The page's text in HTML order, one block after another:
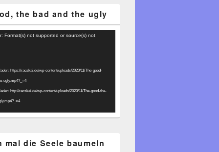
the bad and the ugly
Format(s) not supported or source(s) not
https://racskai.de/wp-content/uploads/2020/11/The-good-
ugly.mp4?_=4
http://racskai.de/wp-content/uploads/2020/11/The-good-the-
mal die Seele baumeln